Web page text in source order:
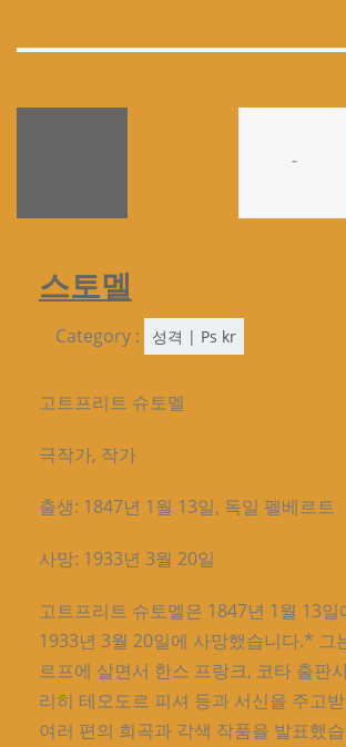
-
스토멜
Category : 성격 | Ps kr
고트프리트 슈토멜
극작가, 작가
출생: 1847년 1월 13일, 독일 펠베르트
사망: 1933년 3월 20일
고트프리트 슈토멜은 1847년 1월 13일
1933년 3월 20일에 사망했습니다.* 그
르프에 살면서 한스 프랑크, 코타 출판
리히 테오도르 피셔 등과 서신을 주고
여러 편의 희곡과 각색 작품을 발표했